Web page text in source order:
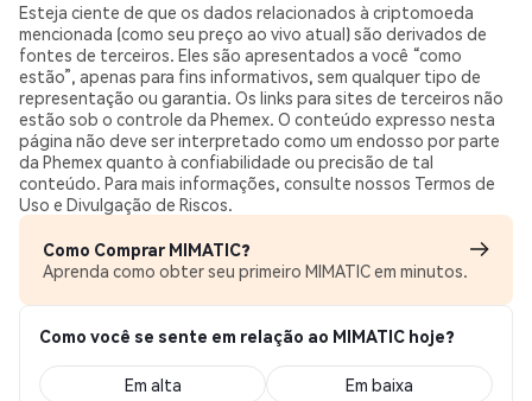
Esteja ciente de que os dados relacionados à criptomoeda
mencionada (como seu preço ao vivo atual) são derivados de
fontes de terceiros. Eles são apresentados a você “como
estão”, apenas para fins informativos, sem qualquer tipo de
representação ou garantia. Os links para sites de terceiros não
estão sob o controle da Phemex. O conteúdo expresso nesta
página não deve ser interpretado como um endosso por parte
da Phemex quanto à confiabilidade ou precisão de tal
conteúdo. Para mais informações, consulte nossos Termos de
Uso e Divulgação de Riscos.
Como Comprar MIMATIC?
Aprenda como obter seu primeiro MIMATIC em minutos.
Como você se sente em relação ao MIMATIC hoje?
Em alta Em baixa